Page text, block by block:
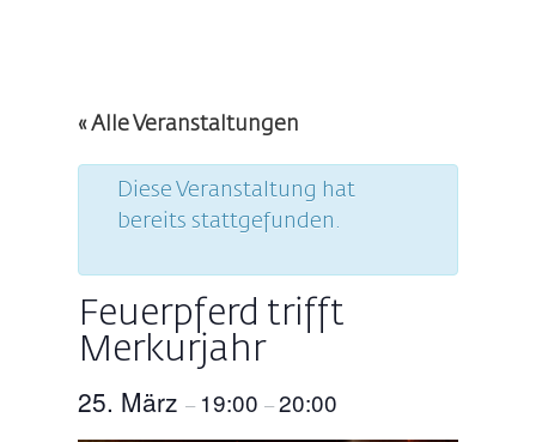
« Alle Veranstaltungen
Diese Veranstaltung hat
bereits stattgefunden.
Feuerpferd trifft
Merkurjahr
25. März – 19:00 –20:00